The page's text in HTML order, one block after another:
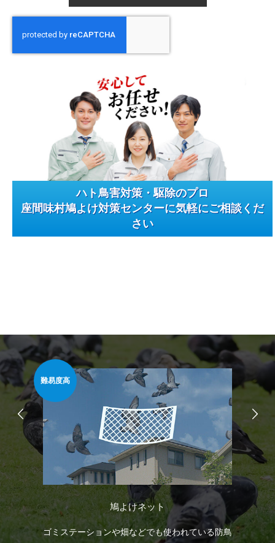
ハト鳥害対策・駆除のプロ
座間味村鳩よけ対策センターに気軽にご相談くだ
さい
安心安全
超音波･警告音
ベランダや庭などに設置して鳥を感知すると自動